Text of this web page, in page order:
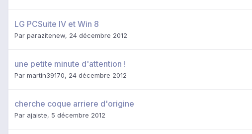
LG PCSuite IV et Win 8
Par parazitenew, 24 décembre 2012
une petite minute d'attention !
Par martin39170, 24 décembre 2012
cherche coque arriere d'origine
Par ajaiste, 5 décembre 2012